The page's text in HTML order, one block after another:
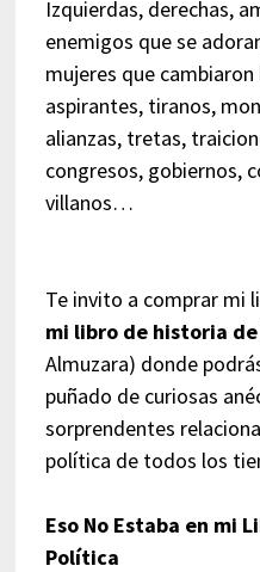
Izquierdas, derechas,
enemigos que se
mujeres que
aspirantes, tiranos,
alianzas, tretas,
congresos, gobiernos,
villanos…
Te invito a comprar mi
mi libro de historia
Almuzara) donde
puñado de curiosas
sorprendentes
política de todos los
Eso No Estaba en mi
Política